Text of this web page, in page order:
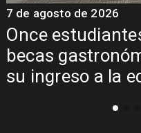
Once
becas
su ingreso a la
7 de agosto de 2026